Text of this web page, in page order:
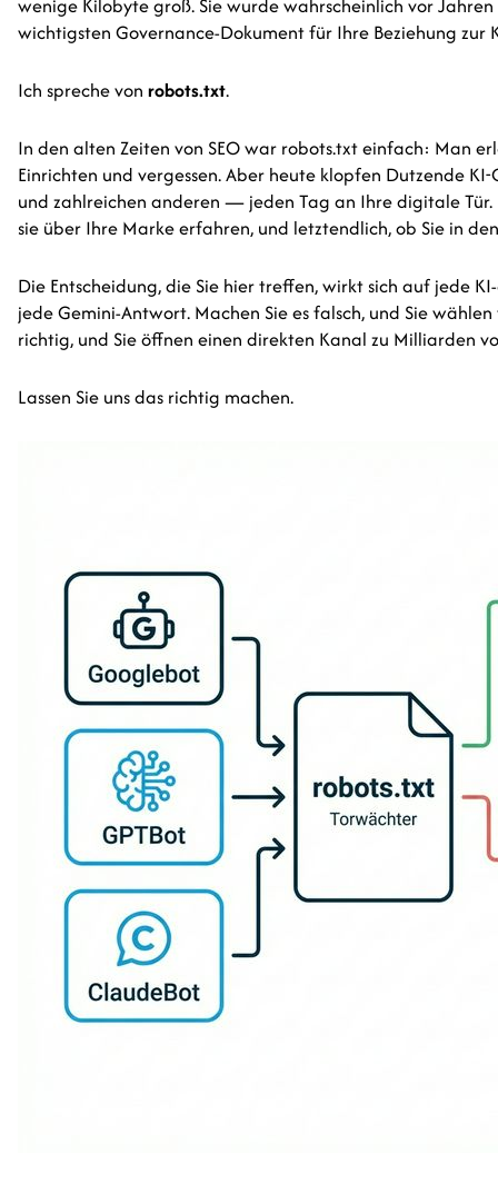
wenige Kilobyte groß. Sie wurde wahrscheinlich vor
wichtigsten Governance-Dokument für Ihre Beziehung zur
Ich spreche von robots.txt.
In den alten Zeiten von SEO war robots.txt einfach: Man
Einrichten und vergessen. Aber heute klopfen Dutzende
und zahlreichen anderen — jeden Tag an Ihre digitale
sie über Ihre Marke erfahren, und letztendlich, ob Sie in
Die Entscheidung, die Sie hier treffen, wirkt sich auf jede
jede Gemini-Antwort. Machen Sie es falsch, und Sie
richtig, und Sie öffnen einen direkten Kanal zu Milliarden
Lassen Sie uns das richtig machen.